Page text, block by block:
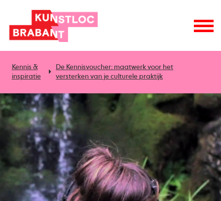
Kennis &
inspiratie
De Kennisvoucher: maatwerk voor het
versterken van je culturele praktijk